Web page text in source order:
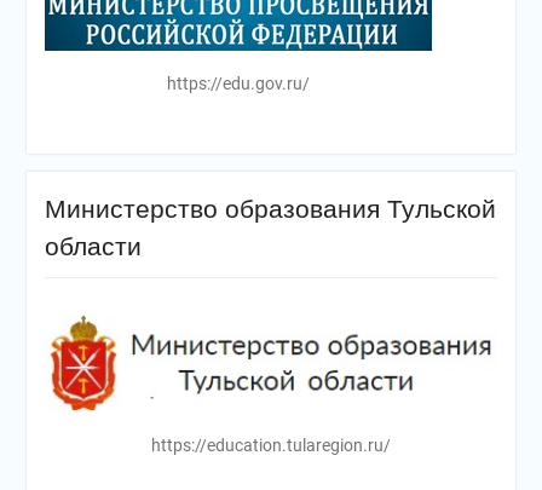
https://edu.gov.ru/
Министерство образования Тульской
области
https://education.tularegion.ru/